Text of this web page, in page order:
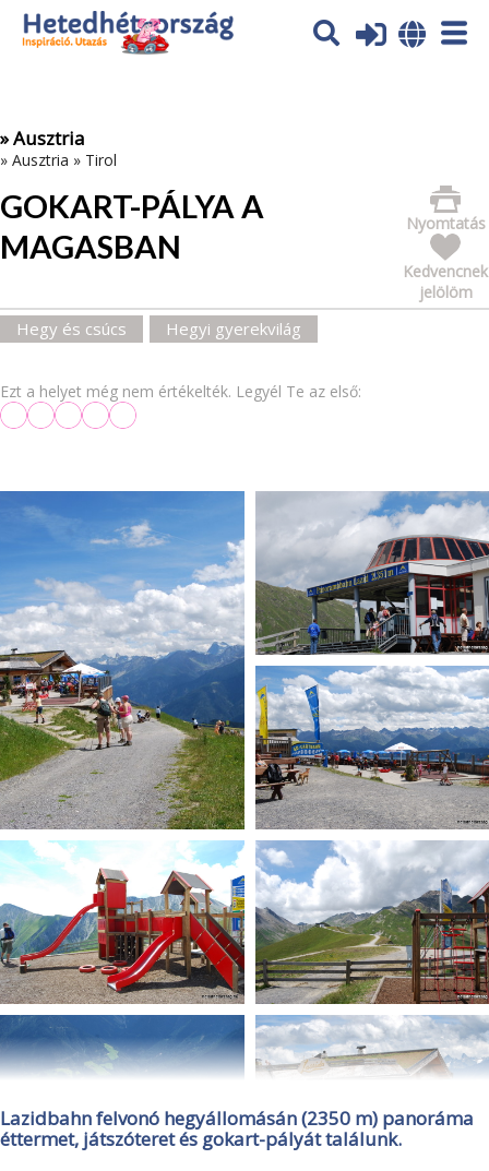
Az oldal sütiket (cookies) használ. További tájékoztatás itt:
Adatvédelmi tájékoztató
» Ausztria
» Ausztria » Tirol
GOKART-PÁLYA A
MAGASBAN
Nyomtatás
Kedvencnek
jelölöm
Hegy és csúcs Hegyi gyerekvilág
Ezt a helyet még nem értékelték. Legyél Te az első:
Lazidbahn felvonó hegyállomásán (2350 m) panoráma
éttermet, játszóteret és gokart-pályát találunk.